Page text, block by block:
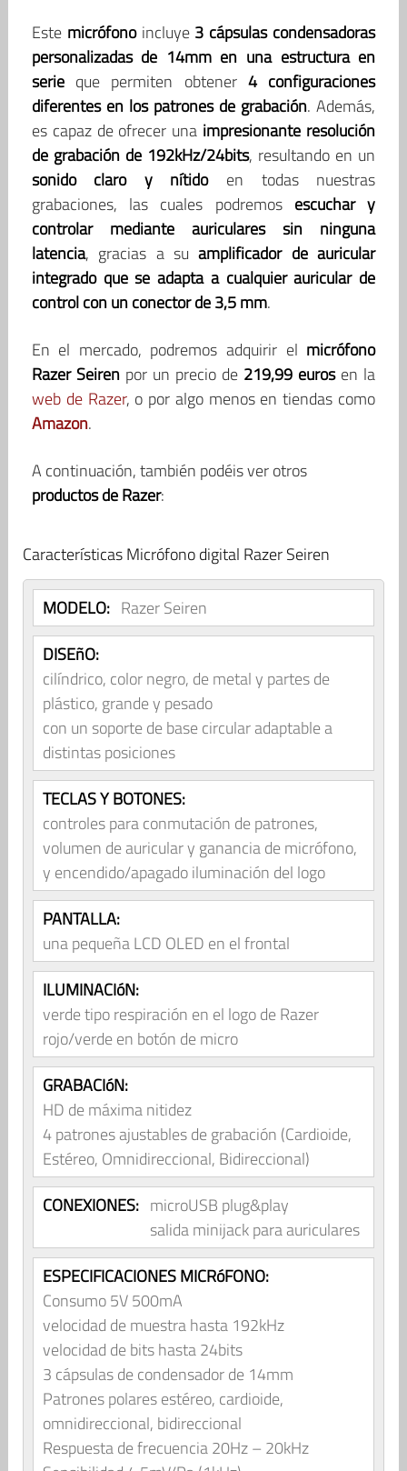
Este micrófonoincluye 3 cápsulas condensadoras
personalizadas de 14mm en una estructura en
serieque permiten obtener 4 configuraciones
diferentes en los patrones de grabación. Además,
es capaz de ofrecer una impresionante resolución
de grabación de 192kHz/24bits, resultando en un
sonido claro y nítidoen todas nuestras
grabaciones, las cuales podremos escuchar y
controlar mediante auriculares sin ninguna
latencia, gracias a suamplificador de auricular
integrado que se adapta a cualquier auricular de
control con un conector de 3,5 mm.
En el mercado, podremos adquirir el micrófono
Razer Seirenpor un precio de 219,99 eurosen la
web de Razer, o por algo menos en tiendas como
Amazon.
A continuación, también podéis ver otros
productos de Razer:
Características Micrófono digital Razer Seiren
MODELO: Razer Seiren
DISEñO:
cilíndrico, color negro, de metal y partes de
plástico, grande y pesado
con un soporte de base circular adaptable a
distintas posiciones
TECLAS Y BOTONES:
controles para conmutación de patrones,
volumen de auricular y ganancia de micrófono,
y encendido/apagado iluminación del logo
PANTALLA:
una pequeña LCD OLED en el frontal
ILUMINACIóN:
verde tipo respiración en el logo de Razer
rojo/verde en botón de micro
GRABACIóN:
HD de máxima nitidez
4 patrones ajustables de grabación (Cardioide,
Estéreo, Omnidireccional, Bidireccional)
CONEXIONES: microUSB plug&play
salida minijack para auriculares
ESPECIFICACIONES MICRóFONO:
Consumo 5V 500mA
velocidad de muestra hasta 192kHz
velocidad de bits hasta 24bits
3 cápsulas de condensador de 14mm
Patrones polares estéreo, cardioide,
omnidireccional, bidireccional
Respuesta de frecuencia 20Hz – 20kHz